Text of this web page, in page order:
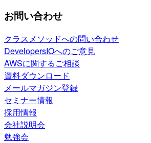
お問い合わせ
クラスメソッドへの問い合わせ
DevelopersIOへのご意見
AWSに関するご相談
資料ダウンロード
メールマガジン登録
セミナー情報
採用情報
会社説明会
勉強会